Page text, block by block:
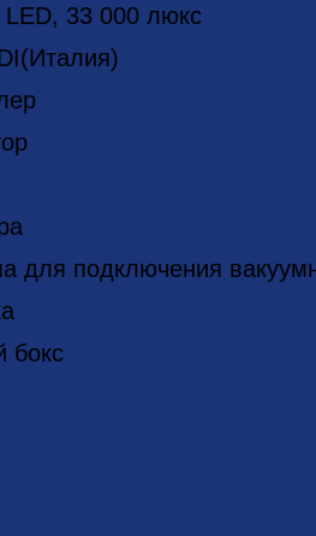
LED, 33 000 люкс
для подключения
бокс